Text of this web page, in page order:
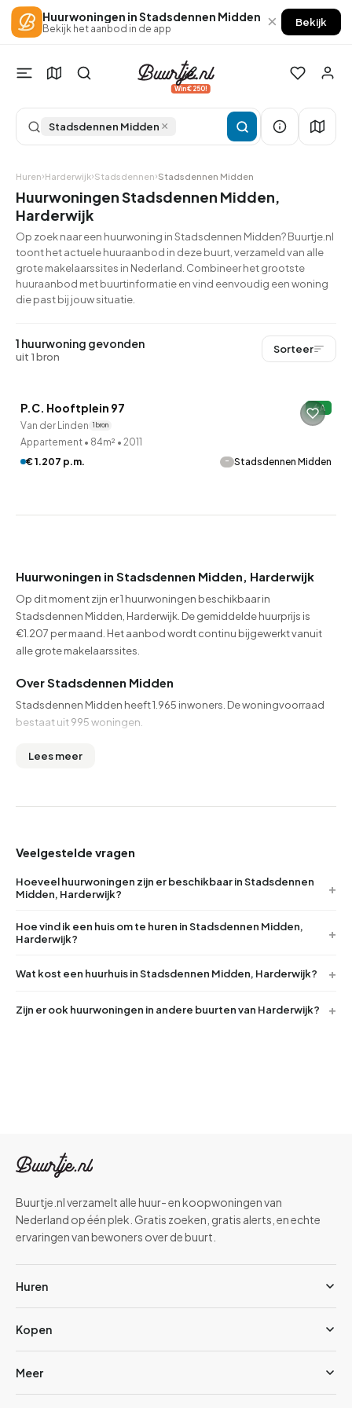
Huurwoningen in Stadsdennen Midden
Bekijk het aanbod in de app × Bekijk
Win €250!
Stadsdennen Midden ×
Huren Harderwijk Stadsdennen Stadsdennen Midden
Huurwoningen Stadsdennen Midden,
Harderwijk
Op zoek naar een huurwoning in Stadsdennen Midden? Buurtje.nl
toont het actuele huuraanbod in deze buurt, verzameld van alle
grote makelaarssites in Nederland. Combineer het grootste
huuraanbod met buurtinformatie en vind eenvoudig een woning
die past bij jouw situatie.
1 huurwoning gevonden
uit 1 bron
Sorteer
P.C. Hooftplein 97 A
Van der Linden 1 bron
Appartement • 84m² • 2011
€ 1.207 p.m.
- Stadsdennen Midden
Huurwoningen in Stadsdennen Midden, Harderwijk
Op dit moment zijn er 1 huurwoningen beschikbaar in
Stadsdennen Midden, Harderwijk. De gemiddelde huurprijs is
€1.207 per maand. Het aanbod wordt continu bijgewerkt vanuit
alle grote makelaarssites.
Over Stadsdennen Midden
Stadsdennen Midden heeft 1.965 inwoners. De woningvoorraad
bestaat uit 995 woningen.
Lees meer
Veelgestelde vragen
Hoeveel huurwoningen zijn er beschikbaar in Stadsdennen
Midden, Harderwijk?
Hoe vind ik een huis om te huren in Stadsdennen Midden,
Harderwijk?
Wat kost een huurhuis in Stadsdennen Midden, Harderwijk?
Zijn er ook huurwoningen in andere buurten van Harderwijk?
Buurtje.nl verzamelt alle huur- en koopwoningen van
Nederland op één plek. Gratis zoeken, gratis alerts, en echte
ervaringen van bewoners over de buurt.
Huren
Kopen
Meer